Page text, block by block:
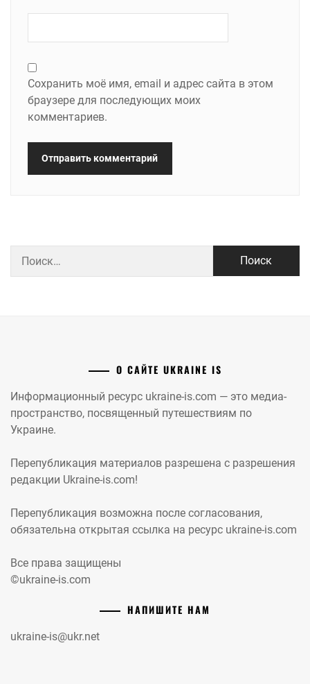
Сохранить моё имя, email и адрес сайта в этом
браузере для последующих моих
комментариев.
О САЙТЕ UKRAINE IS
Информационный ресурс ukraine-is.com — это медиа-
пространство, посвященный путешествиям по
Украине.
Перепубликация материалов разрешена с разрешения
редакции Ukraine-is.com!
Перепубликация возможна после согласования,
обязательна открытая ссылка на ресурс ukraine-is.com
Все права защищены
©ukraine-is.com
НАПИШИТЕ НАМ
ukraine-is@ukr.net